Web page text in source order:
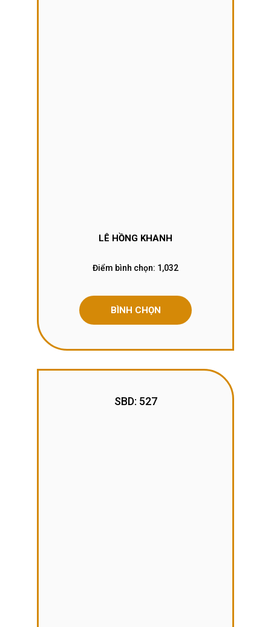
LÊ HỒNG KHANH
Điểm bình chọn: 1,032
BÌNH CHỌN
SBD: 527